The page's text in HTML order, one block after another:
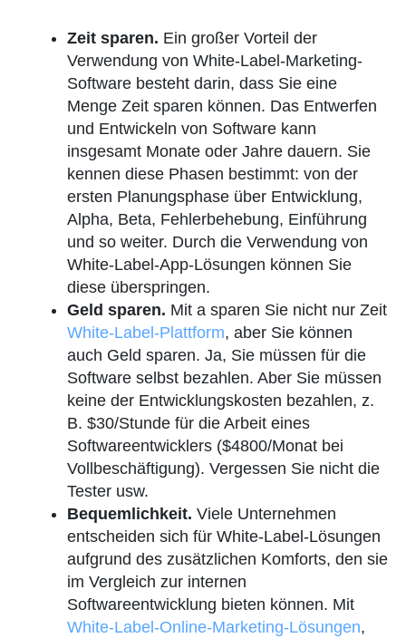
Zeit sparen. Ein großer Vorteil der
Verwendung von White-Label-Marketing-
Software besteht darin, dass Sie eine
Menge Zeit sparen können. Das Entwerfen
und Entwickeln von Software kann
insgesamt Monate oder Jahre dauern. Sie
kennen diese Phasen bestimmt: von der
ersten Planungsphase über Entwicklung,
Alpha, Beta, Fehlerbehebung, Einführung
und so weiter. Durch die Verwendung von
White-Label-App-Lösungen können Sie
diese überspringen.
Geld sparen. Mit a sparen Sie nicht nur Zeit
White-Label-Plattform, aber Sie können
auch Geld sparen. Ja, Sie müssen für die
Software selbst bezahlen. Aber Sie müssen
keine der Entwicklungskosten bezahlen, z.
B. $30/Stunde für die Arbeit eines
Softwareentwicklers ($4800/Monat bei
Vollbeschäftigung). Vergessen Sie nicht die
Tester usw.
Bequemlichkeit. Viele Unternehmen
entscheiden sich für White-Label-Lösungen
aufgrund des zusätzlichen Komforts, den sie
im Vergleich zur internen
Softwareentwicklung bieten können. Mit
White-Label-Online-Marketing-Lösungen,